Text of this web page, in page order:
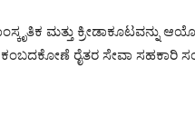
ಮತ್ತು ಕ್ರೀಡಾಕೂಟವನ್ನು
ಕಂಬದಕೋಣೆ ರೈತರ ಸೇವಾ